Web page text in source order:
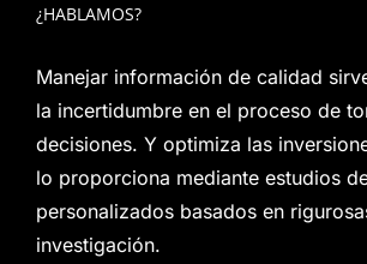
¿HABLAMOS?
Manejar información de calidad
la incertidumbre en el proceso de
decisiones. Y optimiza las
lo proporciona mediante estudios
personalizados basados en
investigación.